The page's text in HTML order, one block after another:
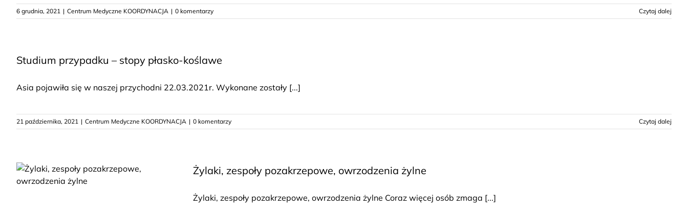
6 grudnia, 2021 | Centrum Medyczne KOORDYNACJA | 0 komentarzy Czytaj dalej
Studium przypadku – stopy płasko-koślawe
Asia pojawiła się w naszej przychodni 22.03.2021r. Wykonane zostały [...]
21 października, 2021 | Centrum Medyczne KOORDYNACJA | 0 komentarzy Czytaj dalej
Żylaki, zespoły pozakrzepowe, owrzodzenia żylne
Żylaki, zespoły pozakrzepowe, owrzodzenia żylne Coraz więcej osób zmaga [...]